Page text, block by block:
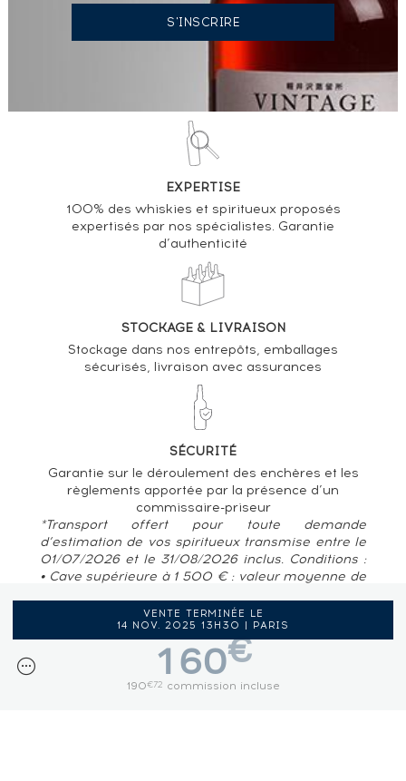
VENTE TERMINÉE LE
14 NOV. 2025 13H30 | PARIS
160€
190€72 commission incluse
EXPERTISE
100% des whiskies et spiritueux proposés
expertisés par nos spécialistes. Garantie
d’authenticité
STOCKAGE & LIVRAISON
Stockage dans nos entrepôts, emballages
sécurisés, livraison avec assurances
SÉCURITÉ
Garantie sur le déroulement des enchères et les
règlements apportée par la présence d’un
commissaire-priseur
*Transport offert pour toute demande
d’estimation de vos spiritueux transmise entre le
01/07/2026 et le 31/08/2026 inclus. Conditions :
• Cave supérieure à 1 500 € : valeur moyenne de
France métropolitaine, Belgique, Luxembourg